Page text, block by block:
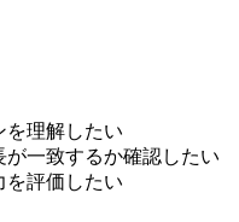
を理解したい
一致するか確認したい
を評価したい